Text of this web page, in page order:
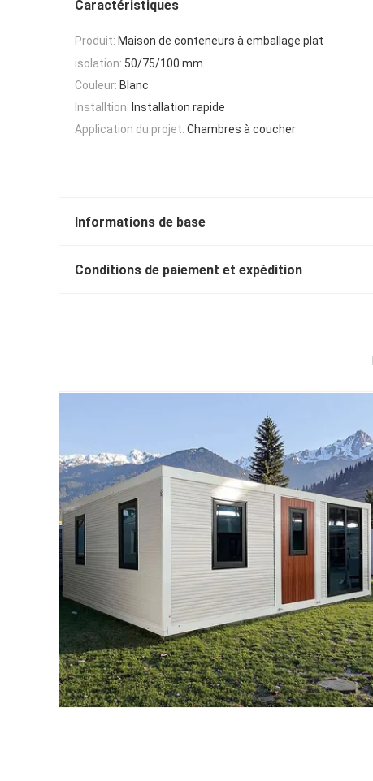
Caractéristiques
Produit: Maison de conteneurs à emballage plat
isolation: 50/75/100 mm
Couleur: Blanc
Installtion: Installation rapide
Application du projet: Chambres à coucher
Informations de base
Conditions de paiement et expédition